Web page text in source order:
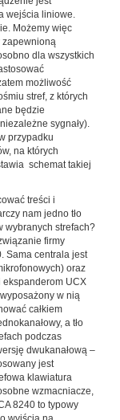
wejścia liniowe.
Możemy więc
zapewnioną
dla wszystkich
możliwość
stref, z których
będzie
sygnały).
przypadku
na których
schemat takiej
treści i
nam jedno tło
wybranych strefach?
firmy
Sama centrala jest
oraz
ekspanderom UCX
w nią
całkiem
a tło
podczas
dwukanałową –
jest
klawiatura
wzmacniacze,
8240 to typowy